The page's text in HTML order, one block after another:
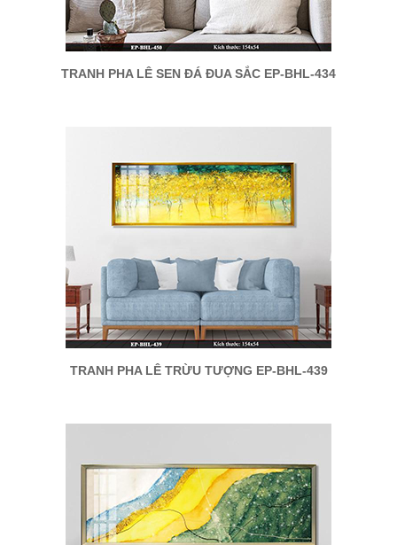
TRANH PHA LÊ SEN ĐÁ ĐUA SẮC EP-BHL-434
TRANH PHA LÊ TRỪU TƯỢNG EP-BHL-439